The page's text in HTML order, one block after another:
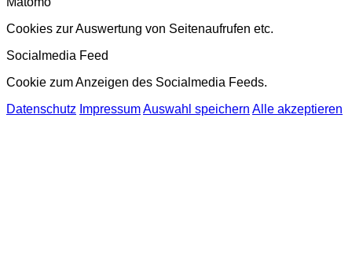
Cookies zur Auswertung von Seitenaufrufen etc.
Socialmedia Feed
Cookie zum Anzeigen des Socialmedia Feeds.
Datenschutz ImpressumAuswahl speichern Alle akzeptieren